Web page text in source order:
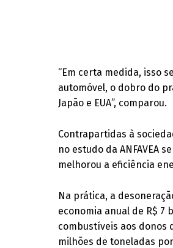
“Em certa medida, isso
automóvel, o dobro do
Japão e EUA”, comparou.
Contrapartidas à
no estudo da ANFAVEA
melhorou a eficiência
Na prática, a
economia anual de R$ 7
combustíveis aos donos
milhões de toneladas